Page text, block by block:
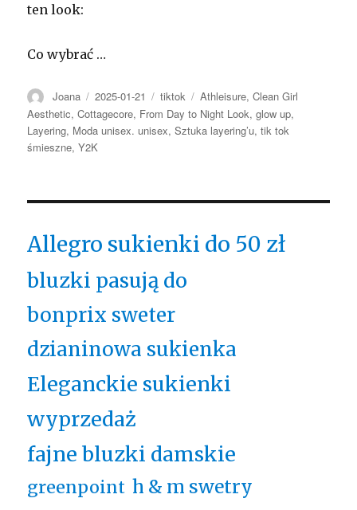
ten look:
Co wybrać …
Autor
Joana Opublikowano
2025-01-21 Kategorie
tiktok Tagi
Athleisure,Clean Girl
Aesthetic,Cottagecore, From Day to Night Look,glow up,
Layering, Moda unisex. unisex,Sztuka layering’u,tik tok
śmieszne,Y2K
Allegro sukienki do 50 zł
bluzki pasują do
bonprix sweter
dzianinowa sukienka
Eleganckie sukienki
wyprzedaż
fajne bluzki damskie
greenpoint h & m swetry